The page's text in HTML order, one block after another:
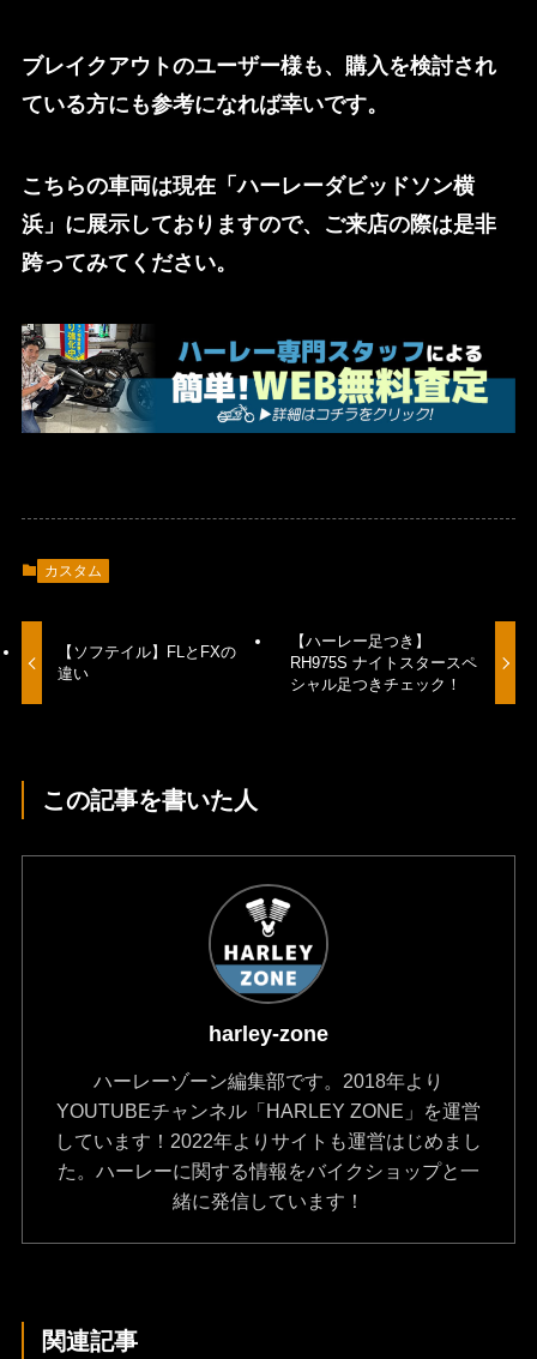
ブレイクアウトのユーザー様も、購入を検討され
ている方にも参考になれば幸いです。
こちらの車両は現在「ハーレーダビッドソン横
浜」に展示しておりますので、ご来店の際は是非
跨ってみてください。
カスタム
【ソフテイル】FLとFXの
違い
【ハーレー足つき】
RH975S ナイトスタースペ
シャル足つきチェック！
この記事を書いた人
harley-zone
ハーレーゾーン編集部です。2018年より
YOUTUBEチャンネル「HARLEY ZONE」を運営
しています！2022年よりサイトも運営はじめまし
た。ハーレーに関する情報をバイクショップと一
緒に発信しています！
関連記事